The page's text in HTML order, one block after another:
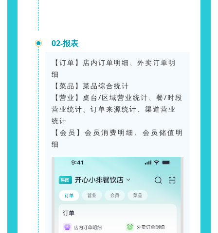
02-报表
【订单】店内订单明细、外卖订单明
细
【菜品】菜品综合统计
【营业】桌台/区域营业统计、餐/时段
营业统计、订单来源统计、渠道营业
统计
【会员】会员消费明细、会员储值明
细